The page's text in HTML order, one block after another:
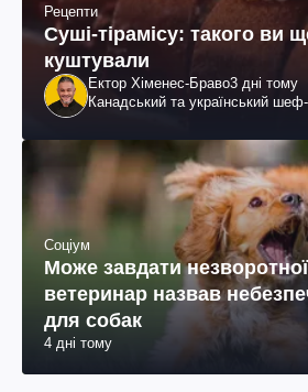
Рецепти
Суші-тірамісу: такого ви
куштували
Ектор Хіменес-Браво3 дні тому
Канадський та український
Соціум
Може завдати
ветеринар назвав
для собак
4 дні тому